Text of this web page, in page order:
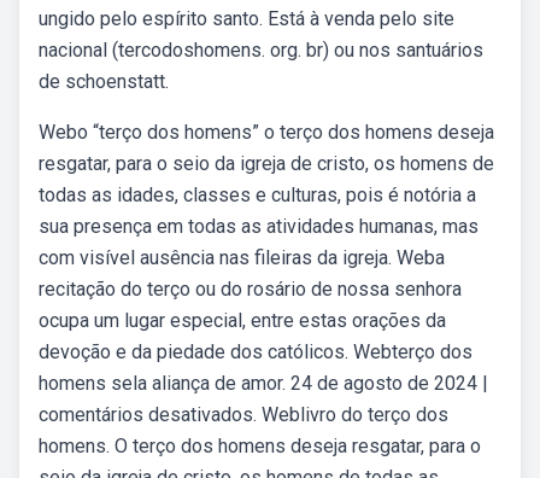
ungido pelo espírito santo. Está à venda pelo site
nacional (tercodoshomens. org. br) ou nos santuários
de schoenstatt.
Webo “terço dos homens” o terço dos homens deseja
resgatar, para o seio da igreja de cristo, os homens de
todas as idades, classes e culturas, pois é notória a
sua presença em todas as atividades humanas, mas
com visível ausência nas fileiras da igreja. Weba
recitação do terço ou do rosário de nossa senhora
ocupa um lugar especial, entre estas orações da
devoção e da piedade dos católicos. Webterço dos
homens sela aliança de amor. 24 de agosto de 2024 |
comentários desativados. Weblivro do terço dos
homens. O terço dos homens deseja resgatar, para o